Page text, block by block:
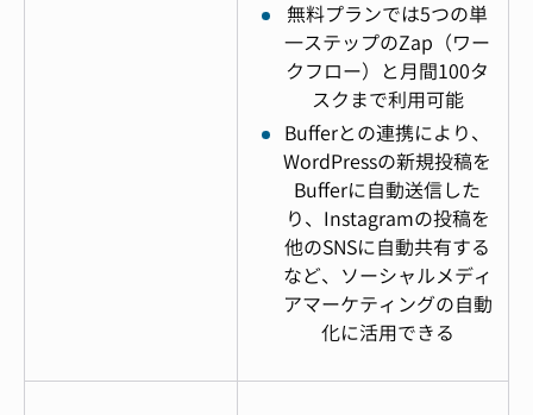
無料プランでは5つの単
一ステップのZap（ワー
クフロー）と月間100タ
スクまで利用可能
Bufferとの連携により、
WordPressの新規投稿を
Bufferに自動送信した
り、Instagramの投稿を
他のSNSに自動共有する
など、ソーシャルメディ
アマーケティングの自動
化に活用できる